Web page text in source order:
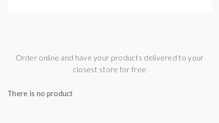
folgenden E-Zigaretten Pods.
Order online and have your products delivered to your
closest store for free
There is no product